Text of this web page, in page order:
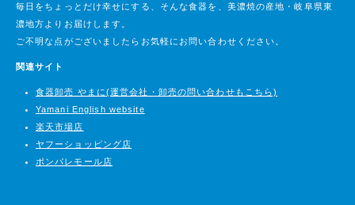
毎日をちょっとだけ幸せにする、そんな食器を、美濃焼の産地・岐阜県東
濃地方よりお届けします。
ご不明な点がございましたらお気軽にお問い合わせください。
関連サイト
食器卸売 やまに(運営会社・卸売の問い合わせもこちら)
Yamani English website
楽天市場店
ヤフーショッピング店
ポンパレモール店